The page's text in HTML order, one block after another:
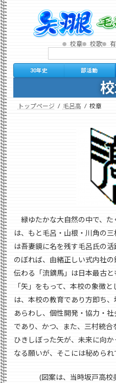
コ
ン
テ
ン
ツ
へ
ス
キ
ッ
プ
ナ
ビ
ゲ
ー
シ
ョ
ン
に
移
動
校章 校歌
30年史 部活動
トップページ 毛呂高 校章
緑ゆたかな大自然の中で、た
は、もと毛呂・山根・川角の
は吾妻鏡に名を残す毛呂氏の
のぼれば、由緒正しい式内社
伝わる「流鏑馬」は日本最古
「矢」をもって、本校の象徴
は、本校の教育であり方即ち
あらわし、個性開発・協力・
であり、かつ、また、三村統合
ひきしぼった矢が、未来に向
なる願いが、そこには秘められ
(図案は、当時坂戸高校